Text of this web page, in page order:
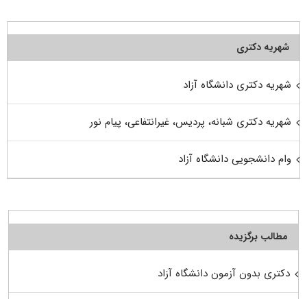
شهریه دکتری
شهریه دکتری دانشگاه آزاد
شهریه دکتری شبانه، پردیس، غیرانتفاعی، پیام نور
وام دانشجویی دانشگاه آزاد
مطالب برگزیده
دکتری بدون آزمون دانشگاه آزاد